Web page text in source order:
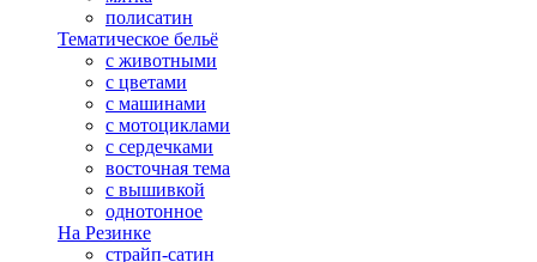
полисатин
Тематическое бельё
с животными
с цветами
с машинами
с мотоциклами
с сердечками
восточная тема
с вышивкой
однотонное
На Резинке
страйп-сатин